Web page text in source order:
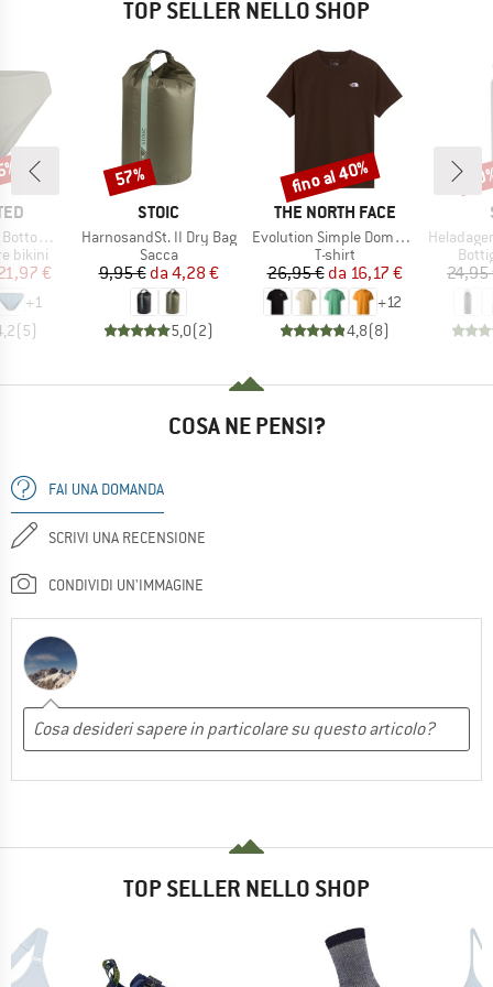
TOP SELLER NELLO SHOP
Sanda
bikini
ridotto
€
+1
(5)
MARCHIO
STOIC
Articolo
HarnosandSt. II Dry Bag
Gruppo di prodotti
Sacca
Prezzo
9,95 € Prezzo ridotto
da 4,28 €
5,0(2)
Sconto
57%
MARCHIO
THE NORTH FACE
Articolo
Evolution Simple Dome Short Sleeve
Gruppo di prodotti
T-shirt
Prezzo
26,95 € Prezzo ridotto
da 16,17 €
+12
4,8(8)
Sconto
fino al 40%
Articolo
HeladagenSt.
24,95
COSA NE PENSI?
FAI UNA DOMANDA
SCRIVI UNA RECENSIONE
CONDIVIDI UN'IMMAGINE
TOP SELLER NELLO SHOP